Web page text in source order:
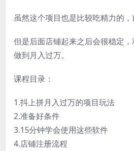
虽然这个项目也是比较吃精力的
但是后面店铺起来之后会很稳定
做到月入过万。
课程目录：
1.抖上拼月入过万的项目玩法
2.准备好条件
3.15分钟学会使用这些软件
4.店铺注册流程